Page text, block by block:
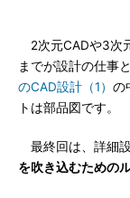
2次元CADや3次
までが設計の仕事
のCAD設計（1） の
トは部品図です。
最終回は、詳細設
を吹き込むための